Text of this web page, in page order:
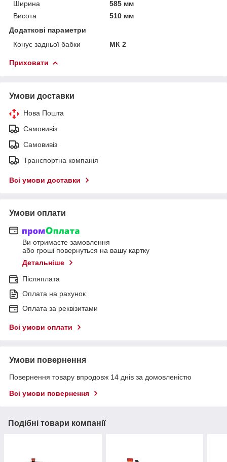
Ширина
585 мм
Висота
510 мм
Додаткові параметри
Конус задньої бабки
МК 2
Приховати
Умови доставки
Нова Пошта
Самовивіз
Самовивіз
Транспортна компанія
Всі умови доставки
Умови оплати
Ви отримаєте замовлення
або гроші повернуться на вашу картку
Детальніше
Післяплата
Оплата на рахунок
Оплата за реквізитами
Всі умови оплати
Умови повернення
Повернення товару впродовж 14 днів за домовленістю
Всі умови повернення
Подібні товари компанії